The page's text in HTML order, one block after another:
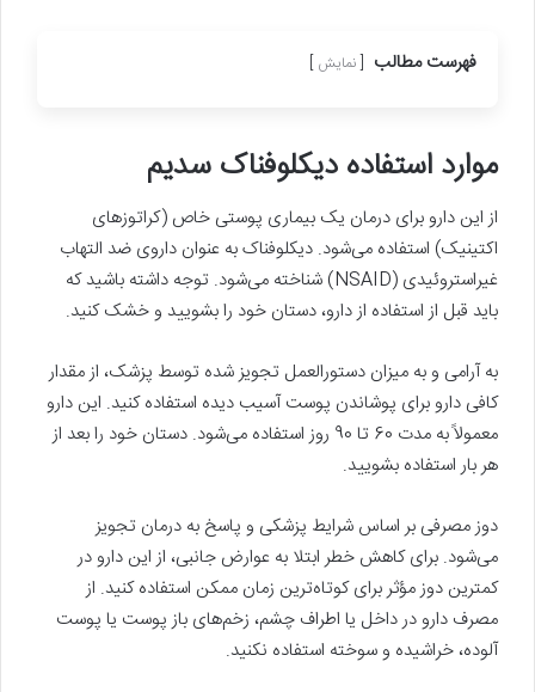
فهرست مطالب نمایش
موارد استفاده دیکلوفناک سدیم
از این دارو برای درمان یک بیماری پوستی خاص (کراتوزهای
اکتینیک) استفاده می‌شود. دیکلوفناک به عنوان داروی ضد التهاب
غیراستروئیدی (NSAID) شناخته می‌شود. توجه داشته باشید که
باید قبل از استفاده از دارو، دستان خود را بشویید و خشک کنید.
به آرامی ‌و به میزان دستورالعمل تجویز شده توسط پزشک، از مقدار
کافی دارو برای پوشاندن پوست آسیب دیده استفاده کنید. این دارو
معمولاً به مدت 60 تا 90 روز استفاده می‌شود. دستان خود را بعد از
هر بار استفاده بشویید.
دوز مصرفی بر اساس شرایط پزشکی و پاسخ به درمان تجویز
می‌شود. برای کاهش خطر ابتلا به عوارض جانبی، از این دارو در
کمترین دوز مؤثر برای کوتاه‌ترین زمان ممکن استفاده کنید. از
مصرف دارو در داخل یا اطراف چشم، زخم‌های باز پوست یا پوست
آلوده، خراشیده و سوخته استفاده نکنید.